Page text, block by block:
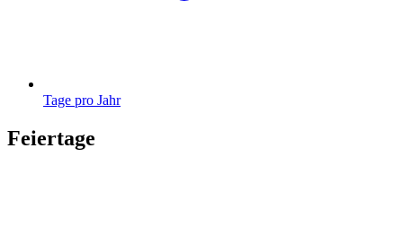
Tage pro Jahr
Feiertage